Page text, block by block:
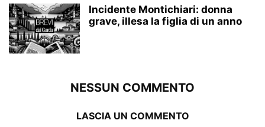
Incidente Montichiari: donna
grave, illesa la figlia di un anno
NESSUN COMMENTO
LASCIA UN COMMENTO